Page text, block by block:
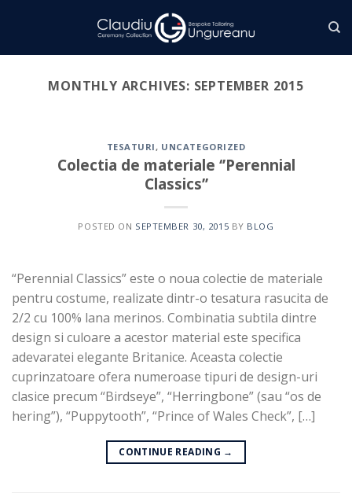
MONTHLY ARCHIVES: SEPTEMBER 2015
TESATURI, UNCATEGORIZED
Colectia de materiale ‘’Perennial
Classics’’
POSTED ON SEPTEMBER 30, 2015 BY BLOG
“Perennial Classics” este o noua colectie de materiale
pentru costume, realizate dintr-o tesatura rasucita de
2/2 cu 100% lana merinos. Combinatia subtila dintre
design si culoare a acestor material este specifica
adevaratei elegante Britanice. Aceasta colectie
cuprinzatoare ofera numeroase tipuri de design-uri
clasice precum “Birdseye”, “Herringbone” (sau “os de
hering”), “Puppytooth”, “Prince of Wales Check”, […]
CONTINUE READING →